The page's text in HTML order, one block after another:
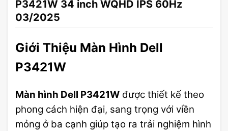
P3421W 34 inch WQHD IPS 60Hz
03/2025
Giới Thiệu Màn Hình Dell
P3421W
Màn hình Dell P3421W được thiết kế theo
phong cách hiện đại, sang trọng với viền
mỏng ở ba cạnh giúp tạo ra trải nghiệm hình